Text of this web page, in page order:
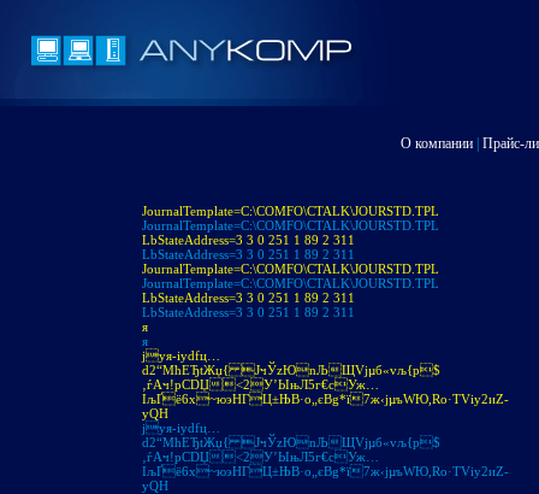
О компании Прайс-
JournalTemplate=C:\COMFO\CTALK\JOURSTD.TPL
JournalTemplate=C:\COMFO\CTALK\JOURSTD.TPL
LbStateAddress=3 3 0 251 1 89 2 311
LbStateAddress=3 3 0 251 1 89 2 311
JournalTemplate=C:\COMFO\CTALK\JOURSTD.TPL
JournalTemplate=C:\COMFO\CTALK\JOURSTD.TPL
LbStateAddress=3 3 0 251 1 89 2 311
LbStateAddress=3 3 0 251 1 89 2 311
я
я
jуя-іуdfц…
d2“МћЕЂtЖџ{ JчЎzЮnЉЩVjµб«vљ{p$
‚ѓAч!pСDЏ<2У’ЫњЛ5г€cУж…
IљҐё6х~юэНГЦ±ЊB·o„єBg*ї7ж‹jµъWЮ,Ro·ТVіу2иZ­
уQH
jуя-іуdfц…
d2“МћЕЂtЖџ{ JчЎzЮnЉЩVjµб«vљ{p$
‚ѓAч!pСDЏ<2У’ЫњЛ5г€cУж…
IљҐё6х~юэНГЦ±ЊB·o„єBg*ї7ж‹jµъWЮ,Ro·ТVіу2иZ­
уQH